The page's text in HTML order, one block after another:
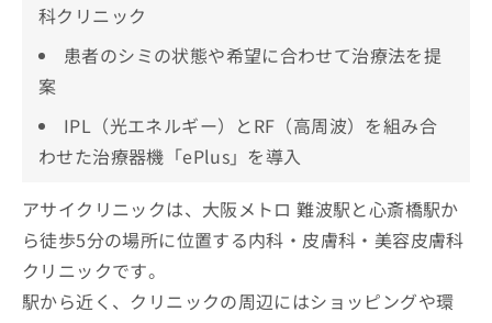
科クリニック
患者のシミの状態や希望に合わせて治療法を提
案
IPL（光エネルギー）とRF（高周波）を組み合
わせた治療器機「ePlus」を導入
アサイクリニックは、大阪メトロ 難波駅と心斎橋駅か
ら徒歩5分の場所に位置する内科・皮膚科・美容皮膚科
クリニックです。
駅から近く、クリニックの周辺にはショッピングや環